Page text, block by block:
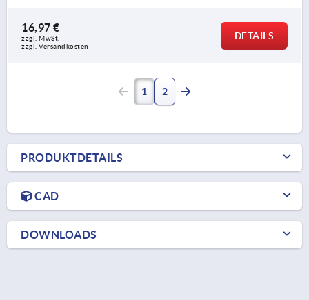
16,97 €
zzgl. MwSt.
zzgl. Versandkosten
DETAILS
1 2
PRODUKTDETAILS
CAD
DOWNLOADS